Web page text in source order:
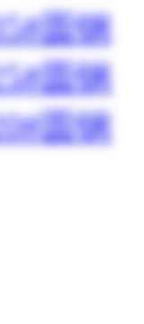
圆钢
圆钢
圆钢